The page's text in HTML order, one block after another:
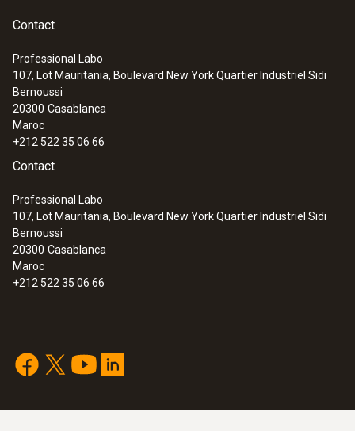
Contact
Professional Labo
107, Lot Mauritania, Boulevard New York Quartier Industriel Sidi
Bernoussi
20300 Casablanca
Maroc
+212 522 35 06 66
Contact
Professional Labo
107, Lot Mauritania, Boulevard New York Quartier Industriel Sidi
Bernoussi
20300 Casablanca
Maroc
+212 522 35 06 66